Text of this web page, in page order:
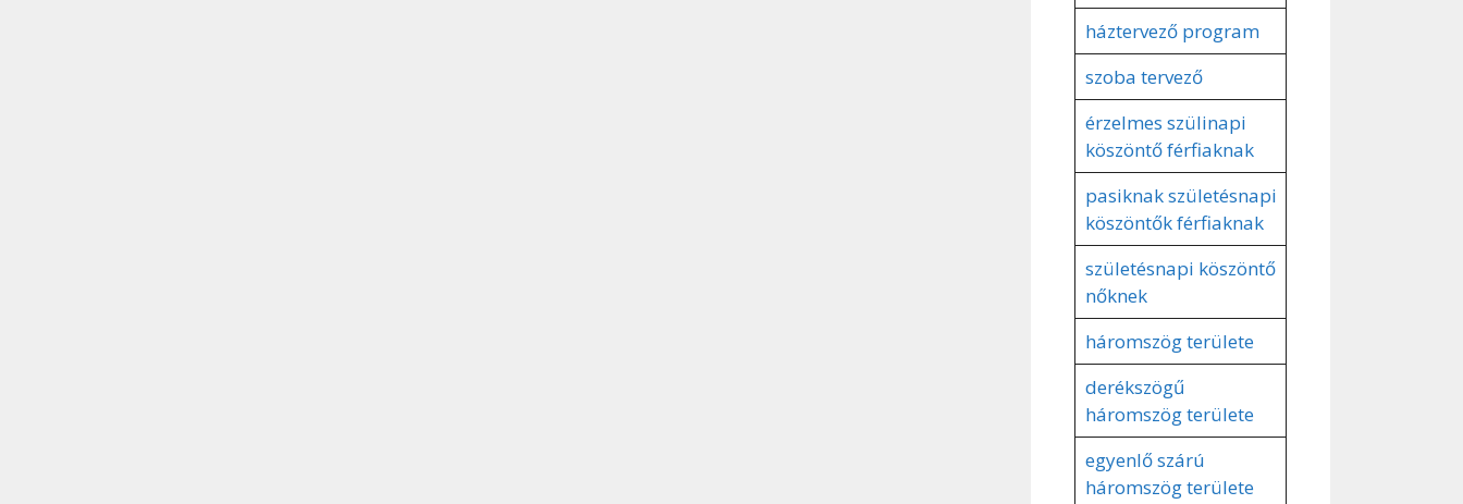
háztervező program
szoba tervező
érzelmes szülinapi
köszöntő férfiaknak
pasiknak születésnapi
köszöntők férfiaknak
születésnapi köszöntő
nőknek
háromszög területe
derékszögű
háromszög területe
egyenlő szárú
háromszög területe